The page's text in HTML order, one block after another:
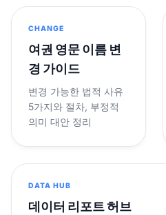
CHANGE
여권 영문 이름 변
경 가이드
변경 가능한 법적 사유
5가지와 절차, 부정적
의미 대안 정리
DATA HUB
데이터 리포트 허브